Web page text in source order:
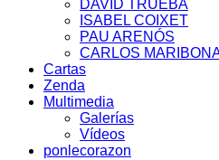
DAVID TRUEBA
ISABEL COIXET
PAU ARENÓS
CARLOS
Cartas
Zenda
Multimedia
Galerías
Vídeos
ponlecorazon